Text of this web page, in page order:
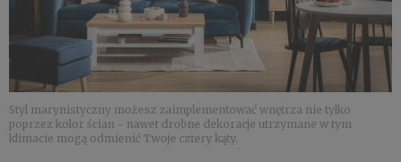
Styl marynistyczny możesz zaimplementować wnętrza nie tylko
poprzez kolor ścian - nawet drobne dekoracje utrzymane w tym
klimacie mogą odmienić Twoje cztery kąty.